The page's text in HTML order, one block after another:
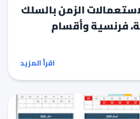
الزمن بالسلك
فرنسية وأقسام
اقرأ المزيد